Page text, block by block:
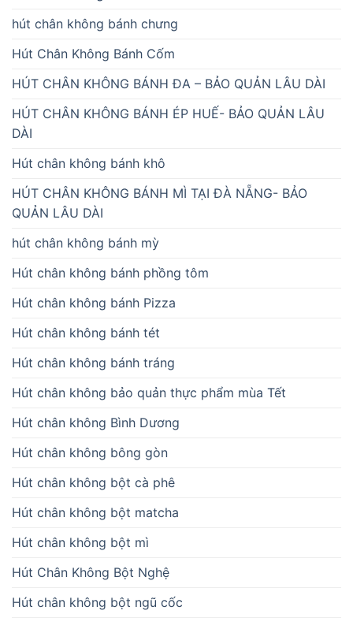
hút chân không bánh chưng
Hút Chân Không Bánh Cốm
HÚT CHÂN KHÔNG BÁNH ĐA – BẢO QUẢN LÂU DÀI
HÚT CHÂN KHÔNG BÁNH ÉP HUẾ- BẢO QUẢN LÂU
DÀI
Hút chân không bánh khô
HÚT CHÂN KHÔNG BÁNH MÌ TẠI ĐÀ NẴNG- BẢO
QUẢN LÂU DÀI
hút chân không bánh mỳ
Hút chân không bánh phồng tôm
Hút chân không bánh Pizza
Hút chân không bánh tét
Hút chân không bánh tráng
Hút chân không bảo quản thực phẩm mùa Tết
Hút chân không Bình Dương
Hút chân không bông gòn
Hút chân không bột cà phê
Hút chân không bột matcha
Hút chân không bột mì
Hút Chân Không Bột Nghệ
Hút chân không bột ngũ cốc